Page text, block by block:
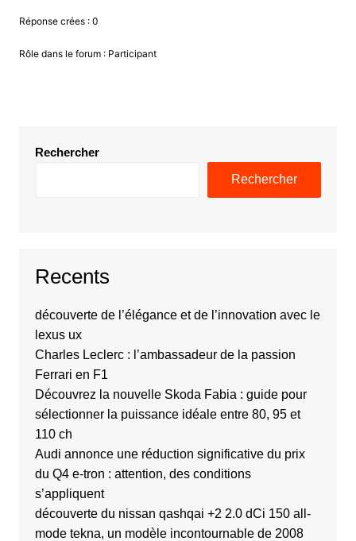
Réponse crées : 0
Rôle dans le forum : Participant
Rechercher
Rechercher
Recents
découverte de l’élégance et de l’innovation avec le
lexus ux
Charles Leclerc : l’ambassadeur de la passion
Ferrari en F1
Découvrez la nouvelle Skoda Fabia : guide pour
sélectionner la puissance idéale entre 80, 95 et
110 ch
Audi annonce une réduction significative du prix
du Q4 e-tron : attention, des conditions
s’appliquent
découverte du nissan qashqai +2 2.0 dCi 150 all-
mode tekna, un modèle incontournable de 2008